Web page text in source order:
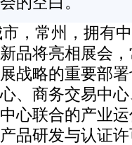
，常州，拥有
品将亮相展会
战略的重要部
、商务交易中
心联合的产业
品研发与认证